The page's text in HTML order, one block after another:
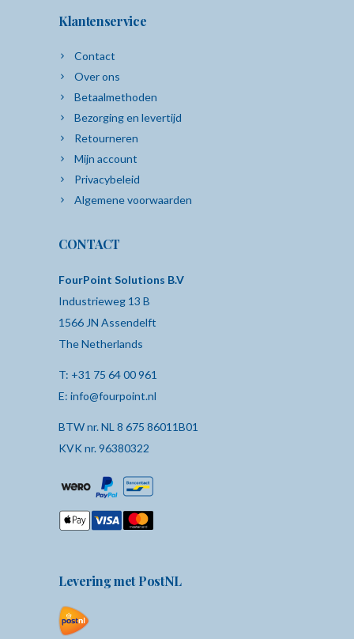
Klantenservice
Contact
Over ons
Betaalmethoden
Bezorging en levertijd
Retourneren
Mijn account
Privacybeleid
Algemene voorwaarden
CONTACT
FourPoint Solutions B.V
Industrieweg 13 B
1566 JN Assendelft
The Netherlands
T: +31 75 64 00 961
E: info@fourpoint.nl
BTW nr. NL 8 675 86011B01
KVK nr. 96380322
Levering met PostNL